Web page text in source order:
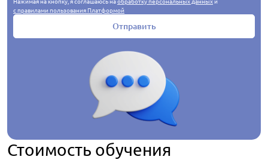
Отправить
с правилами пользования Платформой
Стоимость обучения